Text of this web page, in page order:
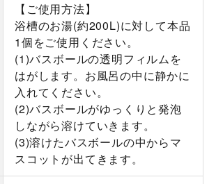
【ご使用方法】
浴槽のお湯(約200L)に対して本品
1個をご使用ください。
(1)バスボールの透明フィルムを
はがします。お風呂の中に静かに
入れてください。
(2)バスボールがゆっくりと発泡
しながら溶けていきます。
(3)溶けたバスボールの中からマ
スコットが出てきます。